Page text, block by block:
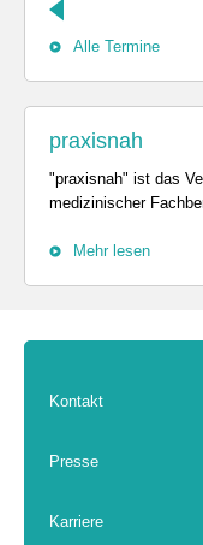
Alle Termine
praxisnah
"praxisnah" ist das
medizinischer
Mehr lesen
Kontakt
Presse
Karriere